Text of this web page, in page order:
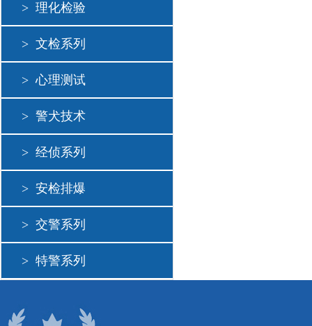
> 理化检验
> 文检系列
> 心理测试
> 警犬技术
> 经侦系列
> 安检排爆
> 交警系列
> 特警系列